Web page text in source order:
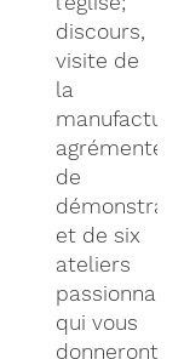
discours,
visite de
la
manufacture
agrémentée
de
et de six
ateliers
qui vous
donneront